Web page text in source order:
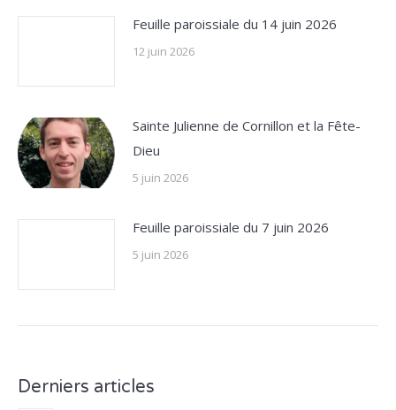
Feuille paroissiale du 14 juin 2026
12 juin 2026
Sainte Julienne de Cornillon et la Fête-
Dieu
5 juin 2026
Feuille paroissiale du 7 juin 2026
5 juin 2026
Derniers articles